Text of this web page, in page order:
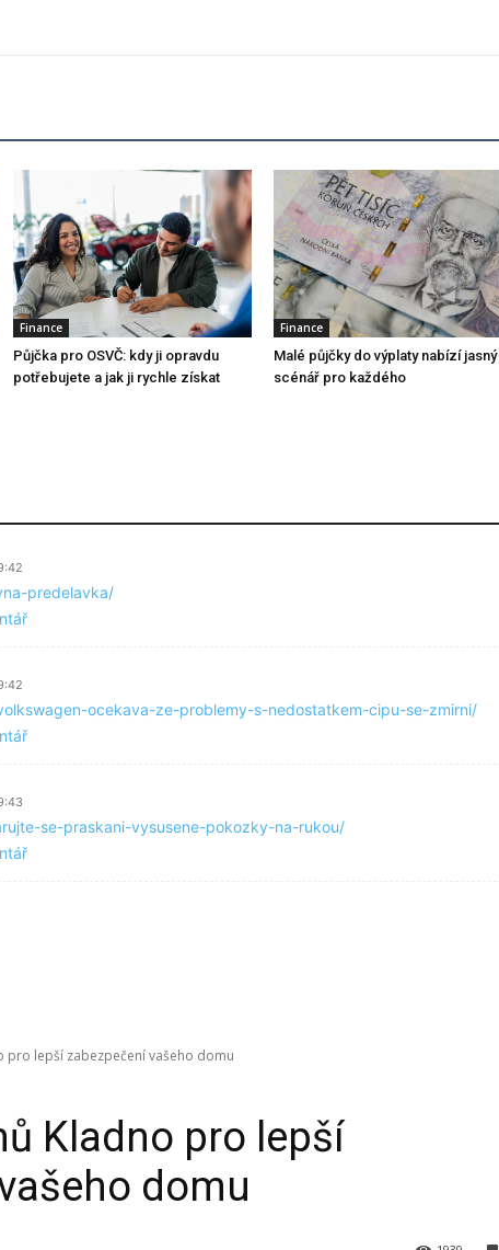
Finance
Půjčka pro OSVČ: kdy ji opravdu
potřebujete a jak ji rychle získat
Finance
Malé půjčky do výplaty nabízí jasný
scénář pro každého
predelavka/
ocekava-ze-problemy-s-nedostatkem-cipu-se-zmirni/
se-praskani-vysusene-pokozky-na-rukou/